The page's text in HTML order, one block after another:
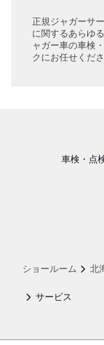
正規ジャガーサ
に関するあらゆ
ャガー車の車検
クにお任せくださ
車検・点
ショールーム 北
サービス